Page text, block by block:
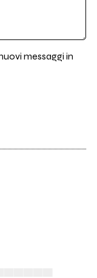
messaggi in